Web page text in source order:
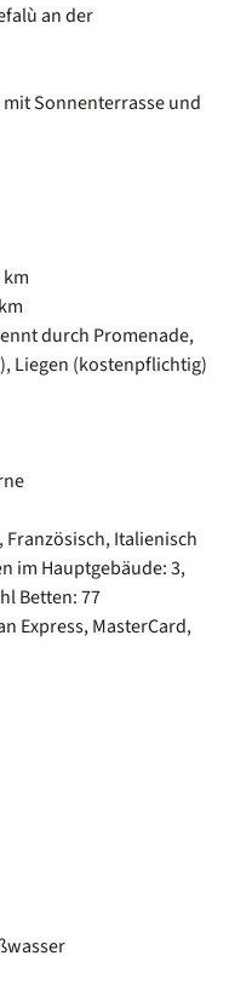
an der
Sonnenterrasse und
durch Promenade,
Liegen (kostenpflichtig)
Französisch, Italienisch
im Hauptgebäude: 3,
Betten: 77
Express, MasterCard,